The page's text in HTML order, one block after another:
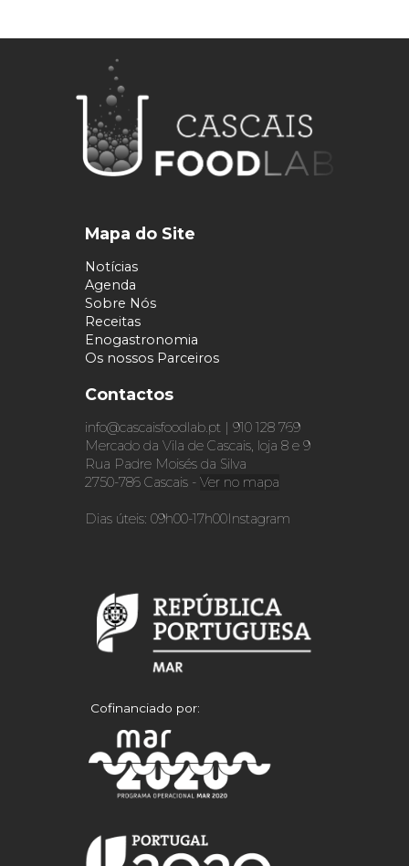
Mapa do Site
Notícias
Agenda
Sobre Nós
Receitas
Enogastronomia
Os nossos Parceiros
Contactos
info@cascaisfoodlab.pt | 910 128 769
Mercado da Vila de Cascais, loja 8 e 9
Rua Padre Moisés da Silva
2750-786 Cascais -Ver no mapa
Dias úteis: 09h00-17h00Instagram
Cofinanciado por: